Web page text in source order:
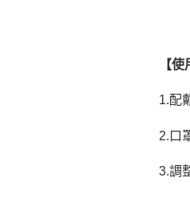
【使
1.配
2. 口
3.調